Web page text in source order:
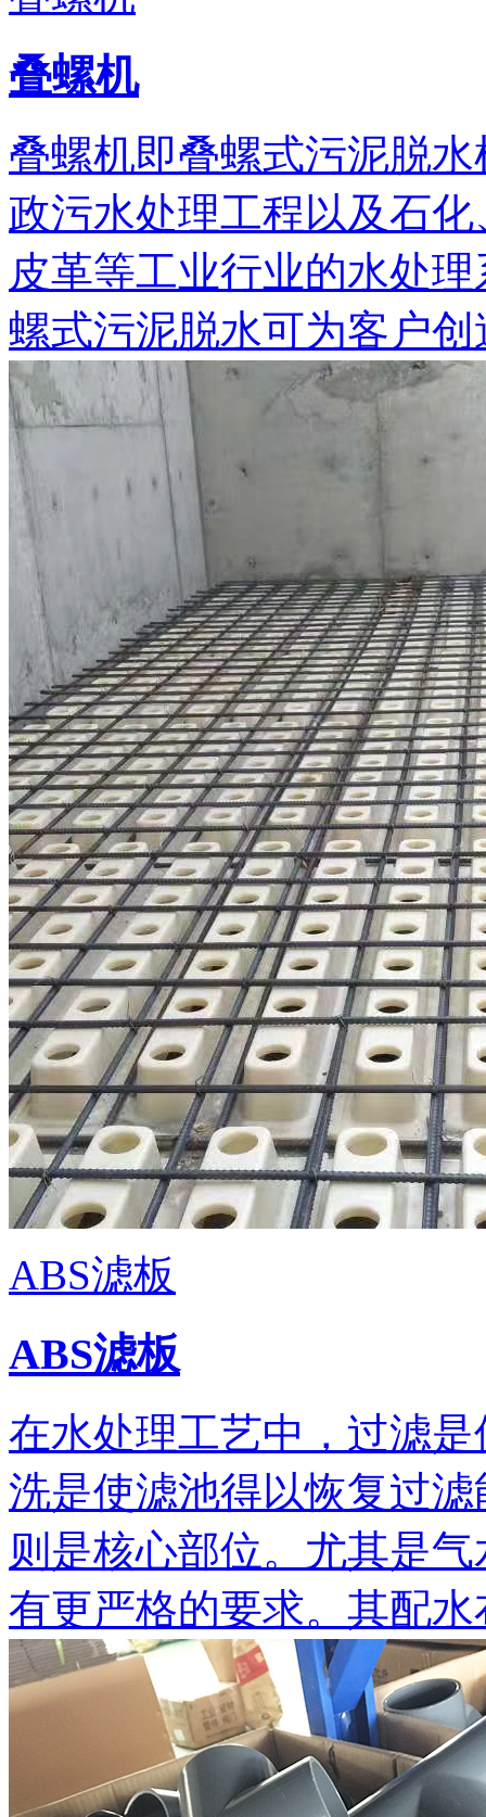
叠螺机
叠螺机即叠螺式污泥脱
政污水处理工程以及石
皮革等工业行业的水处
螺式污泥脱水可为客户创
ABS滤板
ABS滤板
在水处理工艺中，过滤
洗是使滤池得以恢复过
则是核心部位。尤其是
有更严格的要求。其配水